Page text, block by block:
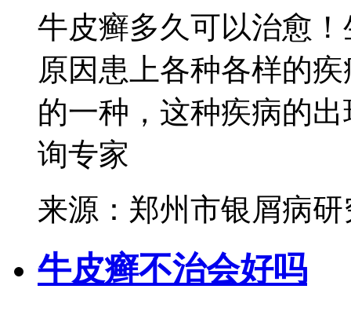
牛皮癣多久可以治愈
原因患上各种各样的
的一种，这种疾病的
询专家
来源：郑州市银屑病
牛皮癣不治会好吗